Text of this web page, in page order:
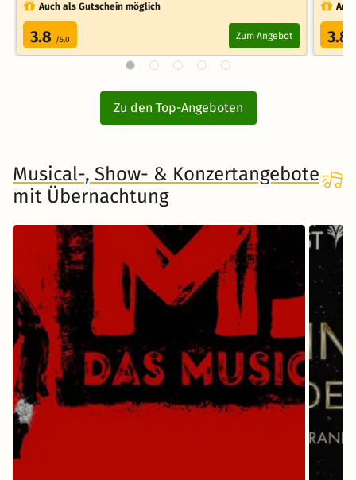
Auch als Gutschein möglich
3.8 /5.0 Zum Angebot 3.8
Zu den Top-Angeboten
Musical-, Show- & Konzertangebote
mit Übernachtung